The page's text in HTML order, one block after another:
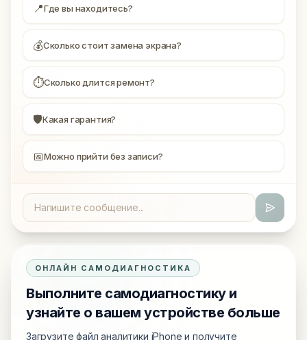
📍Где вы находитесь?
💰Сколько стоит замена экрана?
⏱Сколько длится ремонт?
🛡Какая гарантия?
📅Можно прийти без записи?
ОНЛАЙН САМОДИАГНОСТИКА
Выполните самодиагностику и
узнайте о вашем устройстве больше
Загрузите файл аналитики iPhone и получите